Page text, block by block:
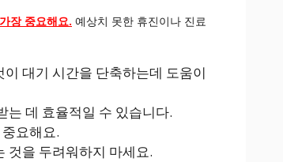
장 중요해요. 예상치 못한 휴진이나 진료
대기 시간을 단축하는데 도움이
는 데 효율적일 수 있습니다.
요해요.
것을 두려워하지 마세요.